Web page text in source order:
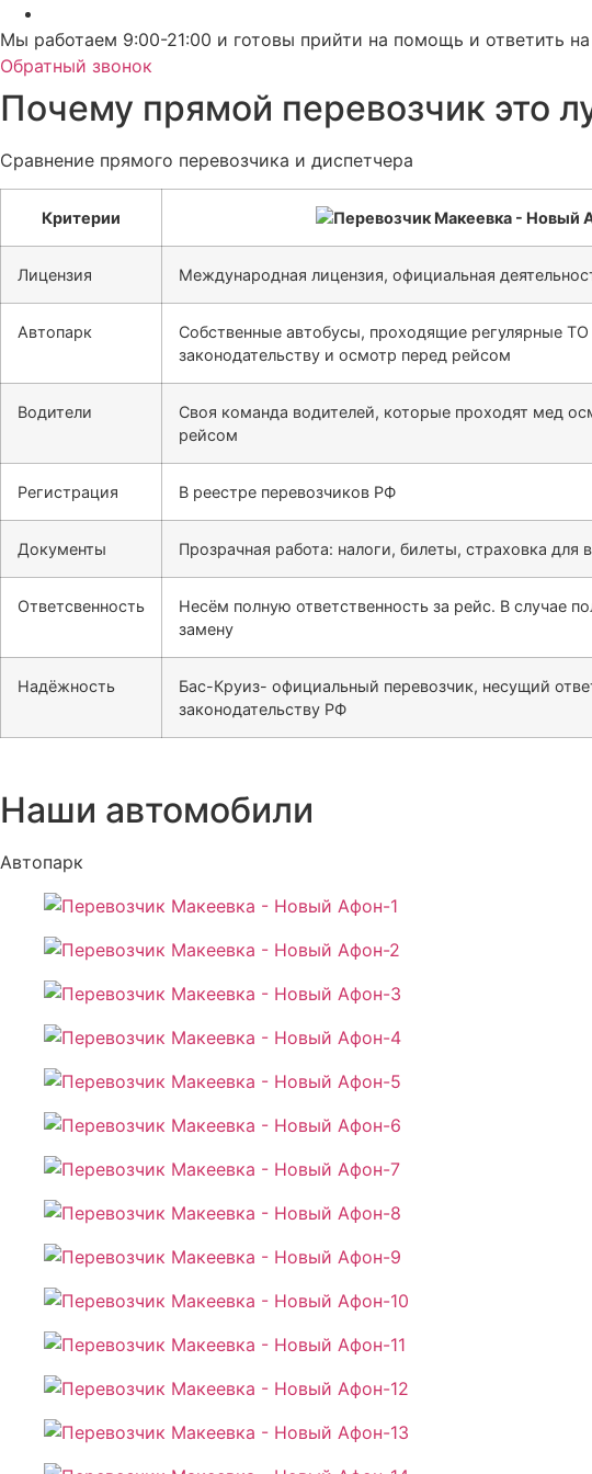
Мы работаем 9:00-21:00 и готовы прийти на помощь и ответить
Обратный звонок
Почему прямой перевозчик это
Сравнение прямого перевозчика и диспетчера
Критерии
Лицензия Международная лицензия, официальная
Автопарк
Собственные автобусы, проходящие регулярные ТО
законодательству и осмотр перед рейсом
Водители
Своя команда водителей, которые проходят мед
рейсом
Регистрация В реестре перевозчиков РФ
Документы Прозрачная работа: налоги, билеты, страховка для
Ответсвенность
Несём полную ответственность за рейс. В случае
замену
Надёжность
Бас-Круиз- официальный перевозчик, несущий
законодательству РФ
Наши автомобили
Автопарк